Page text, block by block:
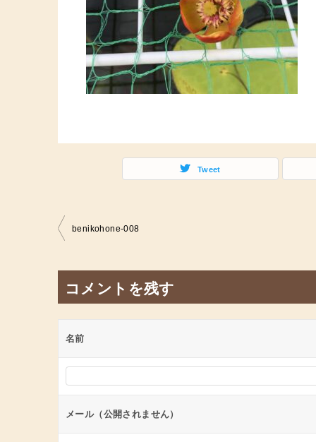
Tweet
投
ナ
ビ
ゲ
ー
ョ
ン
benikohone-008
コメントを残す
名前
メール（公開されません）